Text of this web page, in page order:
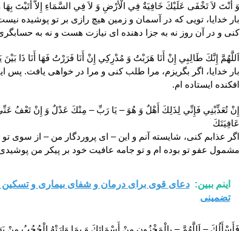
وَ أَنْتَ لاَ تَخْفَى عَلَيْكَ خَافِيَةٌ فِي الْأَرْضِ وَ لاَ فِي السَّمَاءِ إِلاَّ أَتَيْتَ
بار خدايا، تويى كه در آسمان و زمين هيچ رازى بر تو پوشيده
كنى و در آن روز نه به جزا دهنده ‏اى نيازت هست و نه به
اَللَّهُمَّ إِنَّكَ طَالِبِي إِنْ أَنَا هَرَبْتُ وَ مُدْرِكِي إِنْ أَنَا فَرَرْتُ فَهَا أَنَا ذَا
بار خدايا، اگر بگريزم، مرا طلب كنى و مرا در خواهى يافت. پس
افكنده ايستاده ‏ام.
إِنْ تُعَذِّبْنِي فَإِنِّي لِذَلِكَ أَهْلٌ وَ هُوَ – يَا رَبِّ – مِنْكَ عَدْلٌ وَ إِنْ تَعْفُ
عَافِيَتَكَ‏
اگر عذابم كنى، شايسته آنم و اين – اى پروردگار من – از سوى
مشمول عفو تو بوده‏ ام و تو جامه عافيت خود بر پيكر من
اینم ببین: دعای قوی برای درمان و شفای بیماری و تسکین
تضمینی
فَأَسْأَلُكَ – اَللَّهُمَّ – بِالْمَخْزُونِ مِنْ أَسْمَائِكَ وَ بِمَا وَارَتْهُ الْحُجُبُ مِنْ